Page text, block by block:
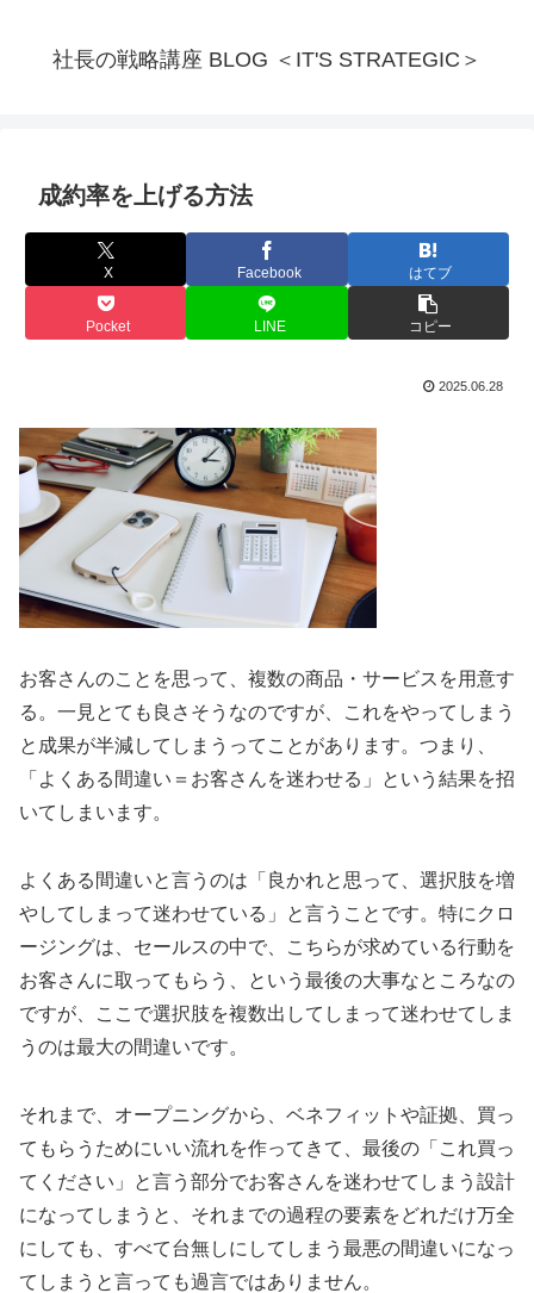
社長の戦略講座 BLOG ＜IT'S STRATEGIC＞
成約率を上げる方法
X Facebook はてブ
Pocket LINE コピー
2025.06.28
お客さんのことを思って、複数の商品・サービスを用意す
る。一見とても良さそうなのですが、これをやってしまう
と成果が半減してしまうってことがあります。つまり、
「よくある間違い＝お客さんを迷わせる」という結果を招
いてしまいます。
よくある間違いと言うのは「良かれと思って、選択肢を増
やしてしまって迷わせている」と言うことです。特にクロ
ージングは、セールスの中で、こちらが求めている行動を
お客さんに取ってもらう、という最後の大事なところなの
ですが、ここで選択肢を複数出してしまって迷わせてしま
うのは最大の間違いです。
それまで、オープニングから、ベネフィットや証拠、買っ
てもらうためにいい流れを作ってきて、最後の「これ買っ
てください」と言う部分でお客さんを迷わせてしまう設計
になってしまうと、それまでの過程の要素をどれだけ万全
にしても、すべて台無しにしてしまう最悪の間違いになっ
てしまうと言っても過言ではありません。